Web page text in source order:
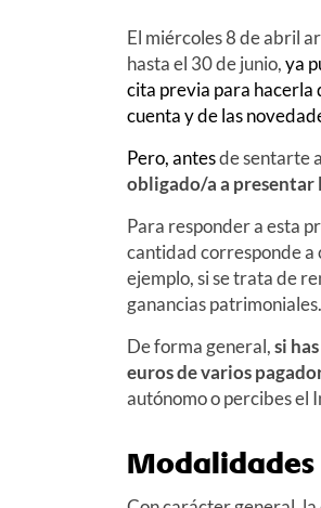
El miércoles 8 de abril
hasta el 30 de junio,ya
cita previa para hacerla
cuenta y de las
Pero, antesde sentarte
obligado/a a presentar
Para responder a esta
cantidad corresponde a
ejemplo, si se trata de
ganancias patrimoniales.
De forma general,si
euros de varios
autónomo o percibes el